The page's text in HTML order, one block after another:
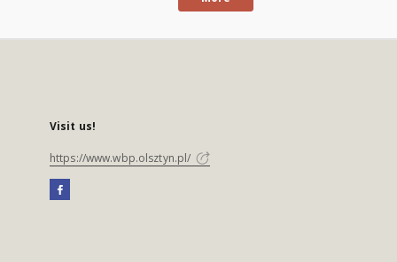
Visit us!
https://www.wbp.olsztyn.pl/